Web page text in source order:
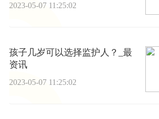
2023-05-07 11:25:02
孩子几岁可以选择监护人？_最
资讯
2023-05-07 11:25:02